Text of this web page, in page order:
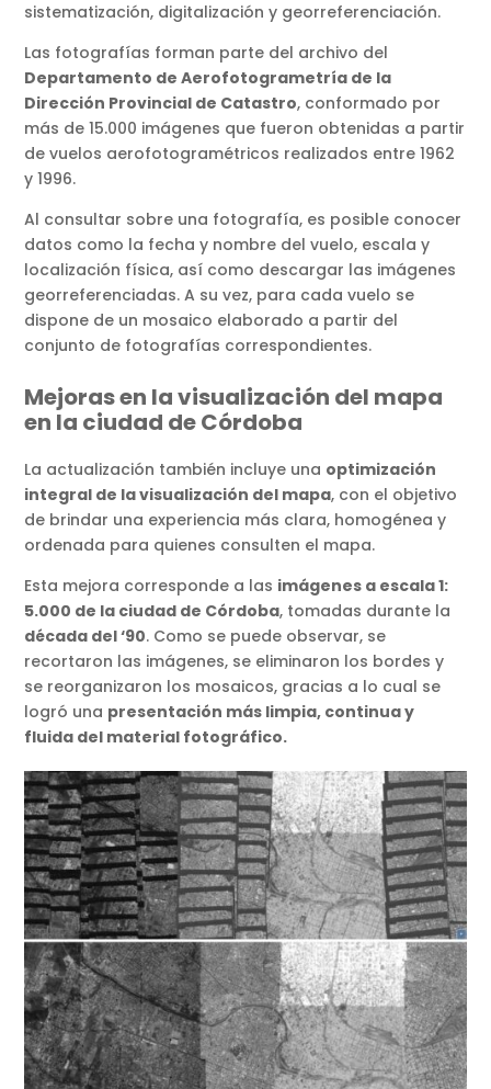
sistematización, digitalización y georreferenciación.
Las fotografías forman parte del archivo del
Departamento de Aerofotogrametría de la
Dirección Provincial de Catastro, conformado por
más de 15.000 imágenes que fueron obtenidas a partir
de vuelos aerofotogramétricos realizados entre 1962
y 1996.
Al consultar sobre una fotografía, es posible conocer
datos como la fecha y nombre del vuelo, escala y
localización física, así como descargar las imágenes
georreferenciadas. A su vez, para cada vuelo se
dispone de un mosaico elaborado a partir del
conjunto de fotografías correspondientes.
Mejoras en la visualización del mapa
en la ciudad de Córdoba
La actualización también incluye una optimización
integral de la visualización del mapa, con el objetivo
de brindar una experiencia más clara, homogénea y
ordenada para quienes consulten el mapa.
Esta mejora corresponde a las imágenes a escala 1:
5.000 de la ciudad de Córdoba, tomadas durante la
década del ‘90. Como se puede observar, se
recortaron las imágenes, se eliminaron los bordes y
se reorganizaron los mosaicos, gracias a lo cual se
logró una presentación más limpia, continua y
fluida del material fotográfico.